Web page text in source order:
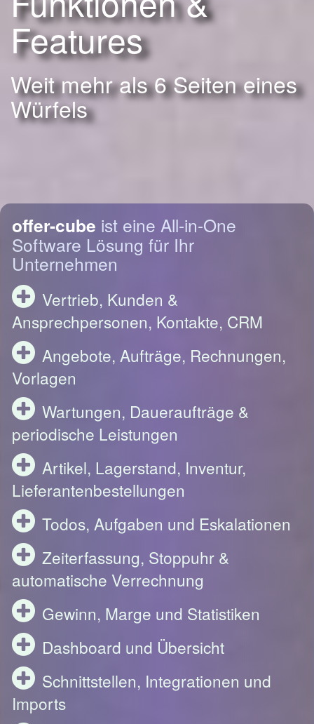
Features
Weit mehr als 6 Seiten eines
Würfels
offer-cube ist eine All-in-One
Software Lösung für Ihr
Unternehmen
Vertrieb, Kunden &
Ansprechpersonen, Kontakte, CRM
Angebote, Aufträge, Rechnungen,
Vorlagen
Wartungen, Daueraufträge &
periodische Leistungen
Artikel, Lagerstand, Inventur,
Lieferantenbestellungen
Todos, Aufgaben und Eskalationen
Zeiterfassung, Stoppuhr &
automatische Verrechnung
Gewinn, Marge und Statistiken
Dashboard und Übersicht
Schnittstellen, Integrationen und
Imports